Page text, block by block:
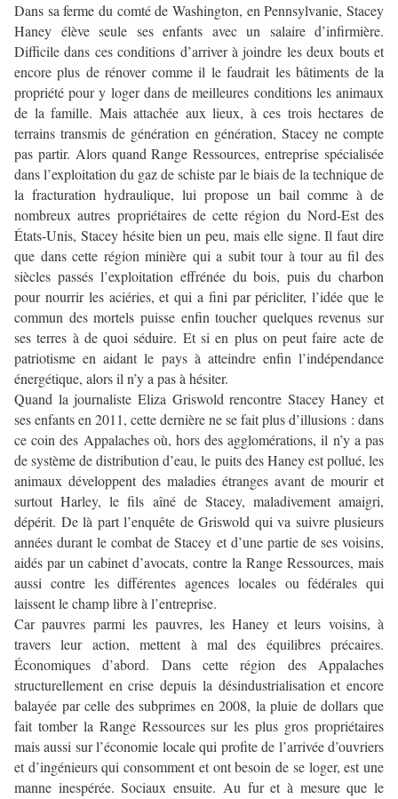
Dans sa ferme du comté de Washington, en Pennsylvanie, Stacey
Haney élève seule ses enfants avec un salaire d’infirmière.
Difficile dans ces conditions d’arriver à joindre les deux bouts et
encore plus de rénover comme il le faudrait les bâtiments de la
propriété pour y loger dans de meilleures conditions les animaux
de la famille. Mais attachée aux lieux, à ces trois hectares de
terrains transmis de génération en génération, Stacey ne compte
pas partir. Alors quand Range Ressources, entreprise spécialisée
dans l’exploitation du gaz de schiste par le biais de la technique de
la fracturation hydraulique, lui propose un bail comme à de
nombreux autres propriétaires de cette région du Nord-Est des
États-Unis, Stacey hésite bien un peu, mais elle signe. Il faut dire
que dans cette région minière qui a subit tour à tour au fil des
siècles passés l’exploitation effrénée du bois, puis du charbon
pour nourrir les aciéries, et qui a fini par péricliter, l’idée que le
commun des mortels puisse enfin toucher quelques revenus sur
ses terres à de quoi séduire. Et si en plus on peut faire acte de
patriotisme en aidant le pays à atteindre enfin l’indépendance
énergétique, alors il n’y a pas à hésiter.
Quand la journaliste Eliza Griswold rencontre Stacey Haney et
ses enfants en 2011, cette dernière ne se fait plus d’illusions : dans
ce coin des Appalaches où, hors des agglomérations, il n’y a pas
de système de distribution d’eau, le puits des Haney est pollué, les
animaux développent des maladies étranges avant de mourir et
surtout Harley, le fils aîné de Stacey, maladivement amaigri,
dépérit. De là part l’enquête de Griswold qui va suivre plusieurs
années durant le combat de Stacey et d’une partie de ses voisins,
aidés par un cabinet d’avocats, contre la Range Ressources, mais
aussi contre les différentes agences locales ou fédérales qui
laissent le champ libre à l’entreprise.
Car pauvres parmi les pauvres, les Haney et leurs voisins, à
travers leur action, mettent à mal des équilibres précaires.
Économiques d’abord. Dans cette région des Appalaches
structurellement en crise depuis la désindustrialisation et encore
balayée par celle des subprimes en 2008, la pluie de dollars que
fait tomber la Range Ressources sur les plus gros propriétaires
mais aussi sur l’économie locale qui profite de l’arrivée d’ouvriers
et d’ingénieurs qui consomment et ont besoin de se loger, est une
manne inespérée. Sociaux ensuite. Au fur et à mesure que le